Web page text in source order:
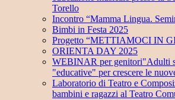
Torello
Incontro “Mamma Lingua.
Bimbi in Festa 2025
Progetto “METTIAMOCI IN
ORIENTA DAY 2025
WEBINAR per genitori"Adulti
"educative" per crescere le
Laboratorio di Teatro e
bambini e ragazzi al Teatro